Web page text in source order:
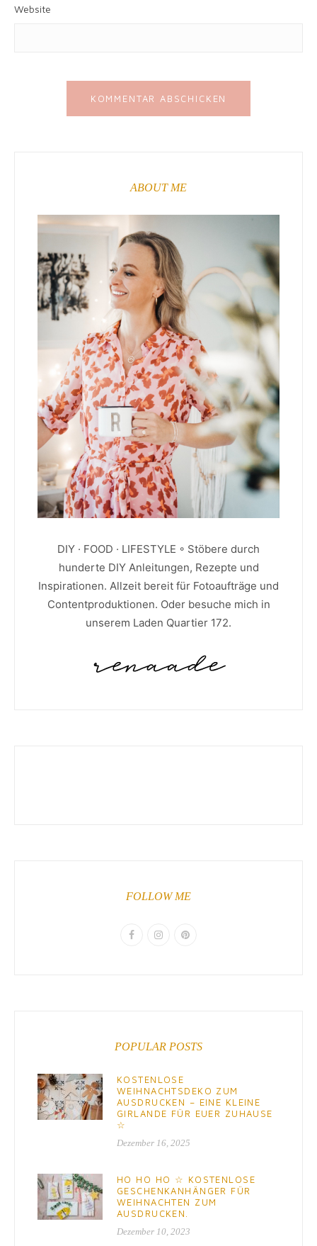
Website
ABOUT ME
DIY · FOOD · LIFESTYLE ◦ Stöbere durch
hunderte DIY Anleitungen, Rezepte und
Inspirationen. Allzeit bereit für Fotoaufträge und
Contentproduktionen. Oder besuche mich in
unserem Laden Quartier 172.
FOLLOW ME
POPULAR POSTS
KOSTENLOSE
WEIHNACHTSDEKO ZUM
AUSDRUCKEN – EINE KLEINE
GIRLANDE FÜR EUER ZUHAUSE
☆
Dezember 16, 2025
HO HO HO ☆ KOSTENLOSE
GESCHENKANHÄNGER FÜR
WEIHNACHTEN ZUM
AUSDRUCKEN.
Dezember 10, 2023